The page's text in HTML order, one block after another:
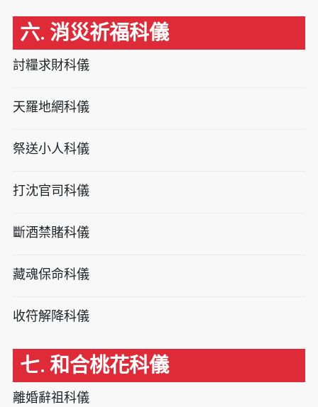
六. 消災祈福科儀
討糧求財科儀
天羅地網科儀
祭送小人科儀
打沈官司科儀
斷酒禁賭科儀
藏魂保命科儀
收符解降科儀
七. 和合桃花科儀
離婚辭祖科儀